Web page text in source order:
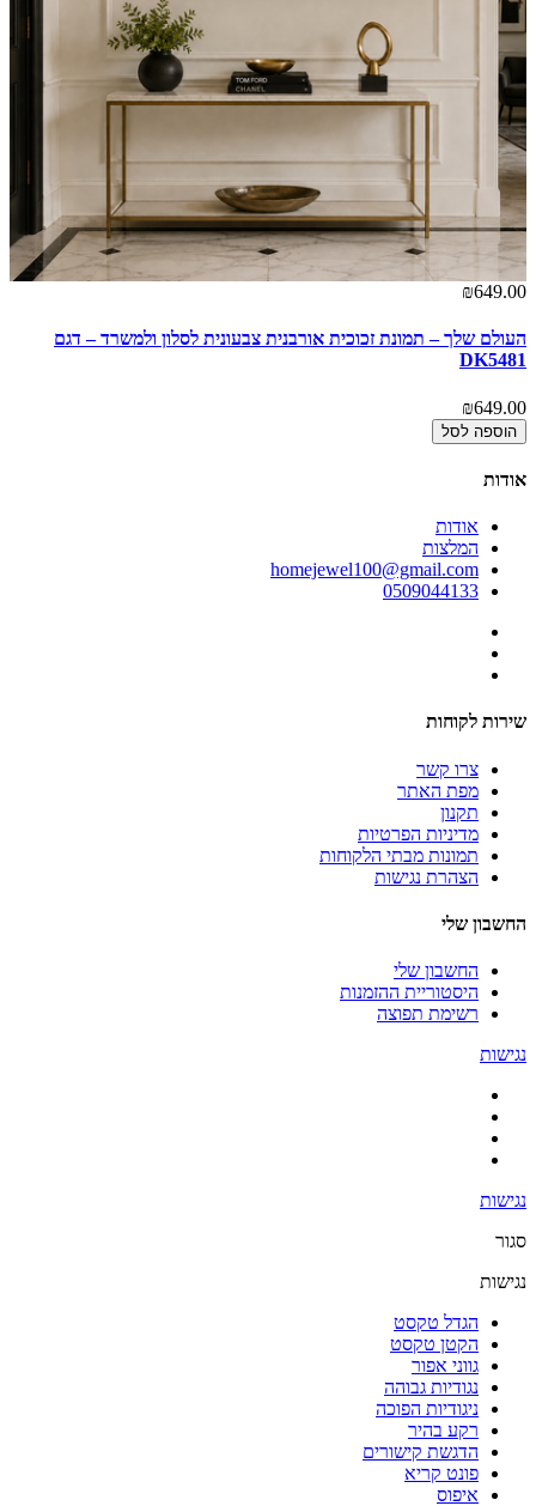
₪649.00
העולם שלך – תמונת זכוכית אורבנית צבעונית לסלון ולמשרד – דגם
DK5481
₪649.00
הוספה לסל
אודות
אודות
המלצות
homejewel100@gmail.com
0509044133
שירות לקוחות
צרו קשר
מפת האתר
תקנון
מדיניות הפרטיות
תמונות מבתי הלקוחות
הצהרת נגישות
החשבון שלי
החשבון שלי
היסטוריית ההזמנות
רשימת תפוצה
נגישות
נגישות
סגור
נגישות
הגדל טקסט
הקטן טקסט
גווני אפור
נגודיות גבוהה
ניגודיות הפוכה
רקע בהיר
הדגשת קישורים
פונט קריא
איפוס